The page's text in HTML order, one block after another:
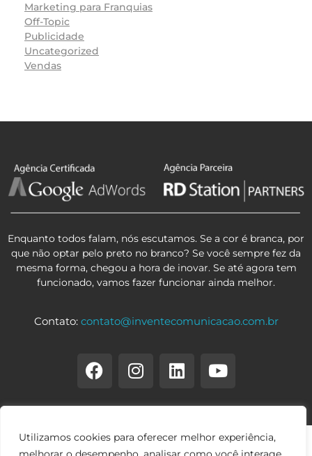
Utilizamos cookies para oferecer melhor experiência,
Marketing para Franquias
Off-Topic
Publicidade
Uncategorized
Vendas
Enquanto todos falam, nós escutamos. Se a cor é branca, por
que não optar pelo preto no branco? Se você sempre fez da
mesma forma, chegou a hora de inovar. Se até agora tem
funcionado, vamos fazer funcionar ainda melhor.
Contato: contato@inventecomunicacao.com.br